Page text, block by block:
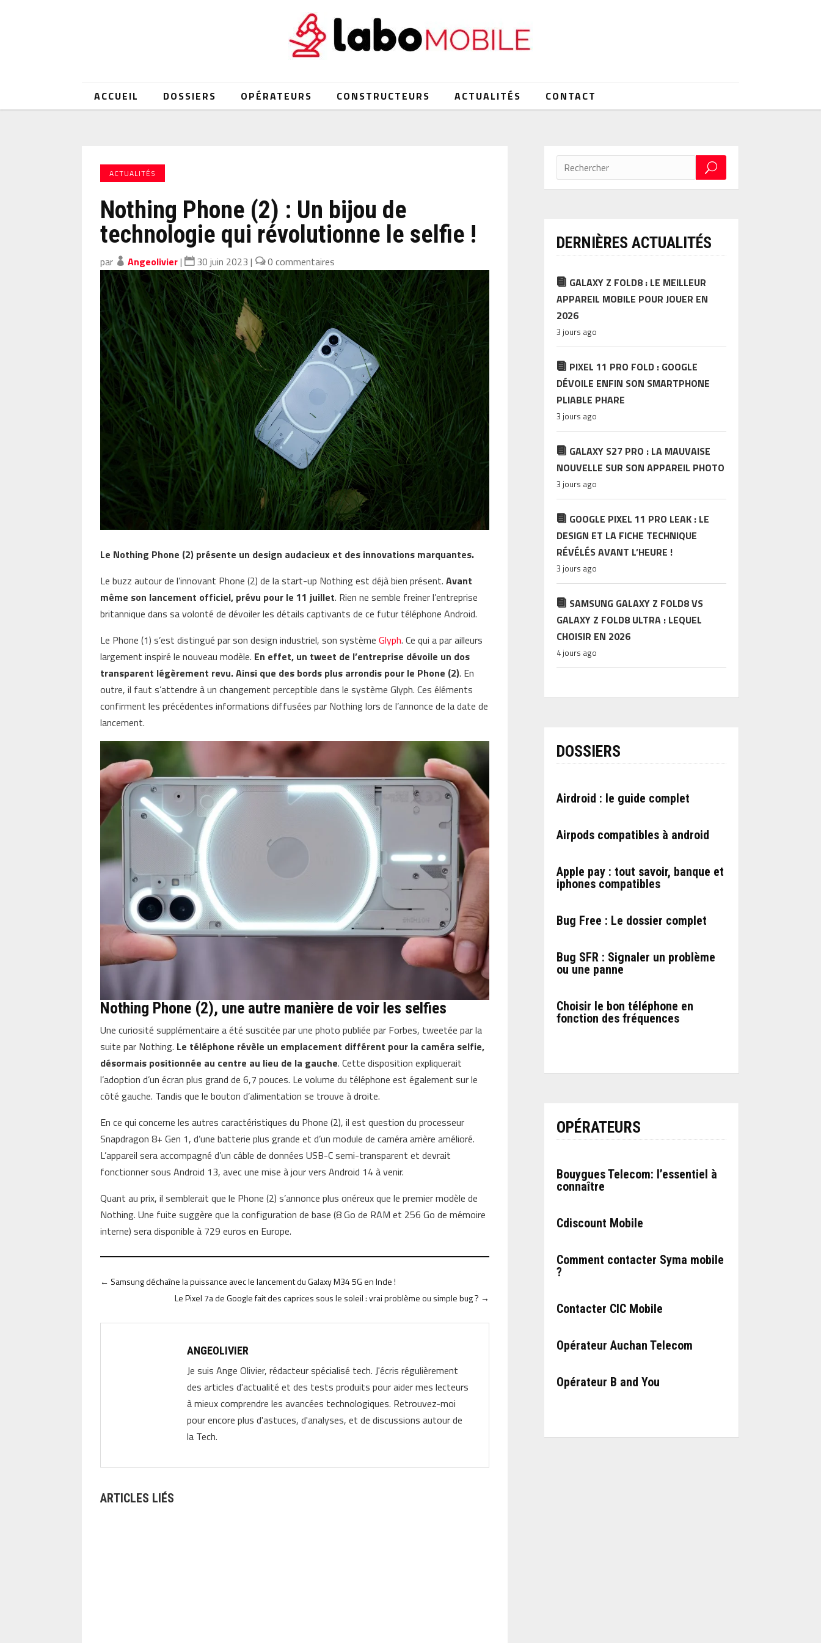
ACCUEIL DOSSIERS OPÉRATEURS CONSTRUCTEURS ACTUALITÉS CONTACT
ACTUALITÉS
Nothing Phone (2) : Un bijou de
technologie qui révolutionne le selfie !
par Angeolivier| 30 juin 2023 | 0 commentaires
Le Nothing Phone (2) présente un design audacieux et des innovations marquantes.
Le buzz autour de l’innovant Phone (2) de la start-up Nothing est déjà bien présent.Avant
même son lancement officiel, prévu pour le 11 juillet. Rien ne semble freiner l’entreprise
britannique dans sa volonté de dévoiler les détails captivants de ce futur téléphone Android.
Le Phone (1) s’est distingué par son design industriel, son systèmeGlyph. Ce qui a par ailleurs
largement inspiré le nouveau modèle. En effet, un tweet de l’entreprise dévoile un dos
transparent légèrement revu. Ainsi que des bords plus arrondis pour le Phone (2). En
outre, il faut s’attendre à un changement perceptible dans le système Glyph. Ces éléments
confirment les précédentes informations diffusées par Nothing lors de l’annonce de la date de
lancement.
Nothing Phone (2), une autre manière de voir les selfies
Une curiosité supplémentaire a été suscitée par une photo publiée par Forbes, tweetée par la
suite par Nothing. Le téléphone révèle un emplacement différent pour la caméra selfie,
désormais positionnée au centre au lieu de la gauche. Cette disposition expliquerait
l’adoption d’un écran plus grand de 6,7 pouces. Le volume du téléphone est également sur le
côté gauche. Tandis que le bouton d’alimentation se trouve à droite.
En ce qui concerne les autres caractéristiques du Phone (2), il est question du processeur
Snapdragon 8+ Gen 1, d’une batterie plus grande et d’un module de caméra arrière amélioré.
L’appareil sera accompagné d’un câble de données USB-C semi-transparent et devrait
fonctionner sous Android 13, avec une mise à jour vers Android 14 à venir.
Quant au prix, il semblerait que le Phone (2) s’annonce plus onéreux que le premier modèle de
Nothing. Une fuite suggère que la configuration de base (8 Go de RAM et 256 Go de mémoire
interne) sera disponible à 729 euros en Europe.
← Samsung déchaîne la puissance avec le lancement du Galaxy M34 5G en Inde !
Le Pixel 7a de Google fait des caprices sous le soleil : vrai problème ou simple bug ? →
ANGEOLIVIER
Je suis Ange Olivier, rédacteur spécialisé tech. J'écris régulièrement
des articles d'actualité et des tests produits pour aider mes lecteurs
à mieux comprendre les avancées technologiques. Retrouvez-moi
pour encore plus d'astuces, d'analyses, et de discussions autour de
la Tech.
ARTICLES LIÉS
DERNIÈRES ACTUALITÉS
GALAXY Z FOLD8 : LE MEILLEUR
APPAREIL MOBILE POUR JOUER EN
2026
3 jours ago
PIXEL 11 PRO FOLD : GOOGLE
DÉVOILE ENFIN SON SMARTPHONE
PLIABLE PHARE
3 jours ago
GALAXY S27 PRO : LA MAUVAISE
NOUVELLE SUR SON APPAREIL PHOTO
3 jours ago
GOOGLE PIXEL 11 PRO LEAK : LE
DESIGN ET LA FICHE TECHNIQUE
RÉVÉLÉS AVANT L’HEURE !
3 jours ago
SAMSUNG GALAXY Z FOLD8 VS
GALAXY Z FOLD8 ULTRA : LEQUEL
CHOISIR EN 2026
4 jours ago
DOSSIERS
Airdroid : le guide complet
Airpods compatibles à android
Apple pay : tout savoir, banque et
iphones compatibles
Bug Free : Le dossier complet
Bug SFR : Signaler un problème
ou une panne
Choisir le bon téléphone en
fonction des fréquences
OPÉRATEURS
Bouygues Telecom: l’essentiel à
connaître
Cdiscount Mobile
Comment contacter Syma mobile
?
Contacter CIC Mobile
Opérateur Auchan Telecom
Opérateur B and You